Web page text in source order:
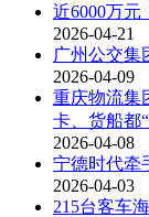
近6000万元
2026-04-21
广州公交集
2026-04-09
重庆物流集
卡、货船都
2026-04-08
宁德时代牵
2026-04-03
215台客车